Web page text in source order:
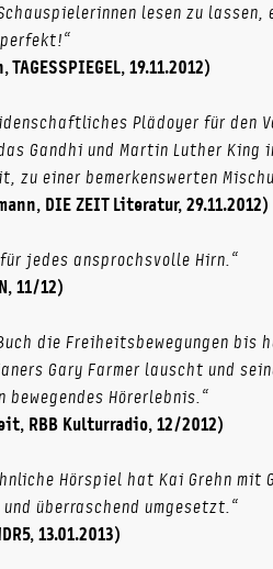
lesen zu
19.11.2012)
Plädoyer für den
Gandhi und Martin Luther
zu einer bemerkenswerten
DIE ZEIT Literatur, 29.11.2012)
jedes ansprochsvolle Hirn.“
11/12)
die Freiheitsbewegungen
Gary Farmer lauscht und
Hörerlebnis.“
RBB Kulturradio, 12/2012)
Hörspiel hat Kai Grehn mit
überraschend umgesetzt.“
13.01.2013)